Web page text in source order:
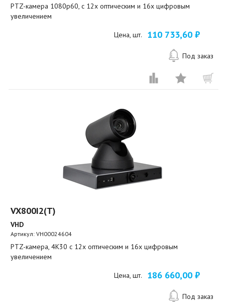
PTZ-камера 1080p60, c 12х оптическим и 16х цифровым
увеличением
Цена, шт. 110 733,60 ₽
Под заказ
VX800I2(T)
VHD
Артикул:VH00024604
PTZ-камера, 4K30 c 12х оптическим и 16х цифровым
увеличением
Цена, шт. 186 660,00 ₽
Под заказ